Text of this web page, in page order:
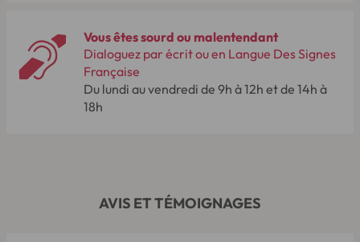
Vous êtes sourd ou malentendant
Dialoguez par écrit ou en Langue Des Signes
Française
Du lundi au vendredi de 9h à 12h et de 14h à
18h
AVIS ET TÉMOIGNAGES